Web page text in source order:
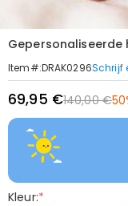
Item#:DRAK0296Schrijf
69,95 €140,00 €
Kleur:*